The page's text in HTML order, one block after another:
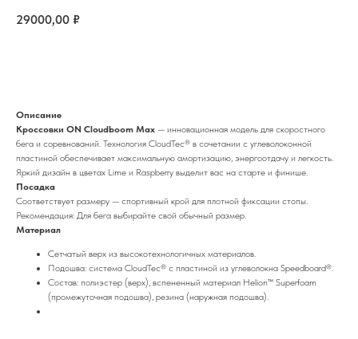
29000,00 ₽
Описание
Кроссовки ON Cloudboom Max — инновационная модель для скоростного
бега и соревнований. Технология CloudTec® в сочетании с углеволоконной
пластиной обеспечивает максимальную амортизацию, энергоотдачу и легкость.
Яркий дизайн в цветах Lime и Raspberry выделит вас на старте и финише.
Посадка
Соответствует размеру — спортивный крой для плотной фиксации стопы.
Рекомендация: Для бега выбирайте свой обычный размер.
Материал
Сетчатый верх из высокотехнологичных материалов.
Подошва: система CloudTec® с пластиной из углеволокна Speedboard®.
Состав: полиэстер (верх), вспененный материал Helion™ Superfoam
(промежуточная подошва), резина (наружная подошва).